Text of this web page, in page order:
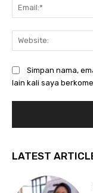
Simpan nama,
lain kali saya
LATEST